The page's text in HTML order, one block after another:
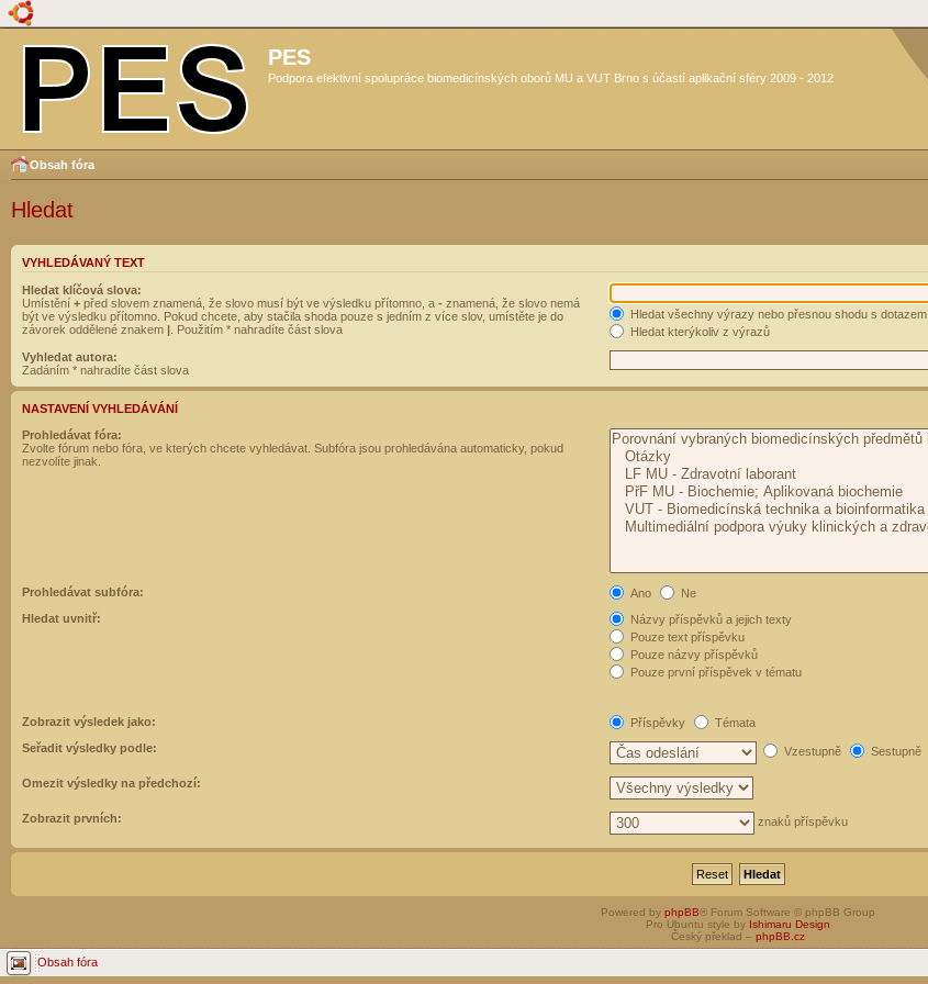
PES
Podpora efektivní spolupráce biomedicínských oborů MU a VUT Brno s účastí aplikační sféry 2009 - 2012
Obsah fóra
Hledat
VYHLEDÁVANÝ TEXT
Hledat klíčová slova:
Umístění + před slovem znamená, že slovo musí být ve výsledku přítomno, a - znamená, že slovo nemá
být ve výsledku přítomno. Pokud chcete, aby stačila shoda pouze s jedním z více slov, umístěte je do
závorek oddělené znakem | . Použitím * nahradíte část slova
Hledat všechny výrazy nebo přesnou shodu s dotazem
Hledat kterýkoliv z výrazů
Vyhledat autora:
Zadáním * nahradíte část slova
NASTAVENÍ VYHLEDÁVÁNÍ
Prohledávat fóra:
Zvolte fórum nebo fóra, ve kterých chcete vyhledávat. Subfóra jsou prohledávána automaticky, pokud
nezvolíte jinak.
Prohledávat subfóra: Ano
Ne
Hledat uvnitř:
Názvy příspěvků a jejich texty
Pouze text příspěvku
Pouze názvy příspěvků
Pouze první příspěvek v tématu
Zobrazit výsledek jako: Příspěvky
Témata
Seřadit výsledky podle:
Vzestupně Sestupně
Omezit výsledky na předchozí:
Zobrazit prvních: znaků příspěvku
Powered by phpBB® Forum Software © phpBB Group
Pro Ubuntu style by Ishimaru Design
Český překlad – phpBB.cz
Obsah fóra